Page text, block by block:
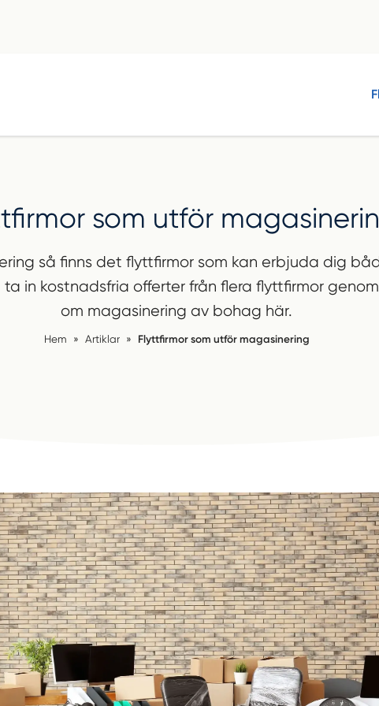
som utför
så finns det flyttfirmor som kan erbjuda dig
in kostnadsfria offerter från flera flyttfirmor
om magasinering av bohag här.
Hem » Artiklar » Flyttfirmor som utför magasinering